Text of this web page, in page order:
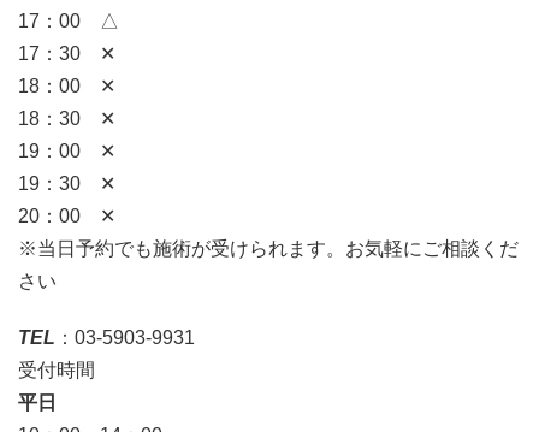
17：00 △
17：30 ✕
18：00 ✕
18：30 ✕
19：00 ✕
19：30 ✕
20：00 ✕
※当日予約でも施術が受けられます。お気軽にご相談くだ
さい
TEL ：03-5903-9931
受付時間
平日